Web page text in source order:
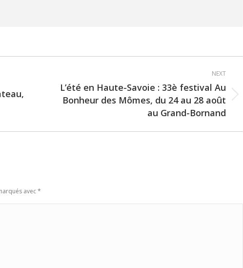
NEXT
Next
L’été en Haute-Savoie : 33è festival Au
Bonheur des Mômes, du 24 au 28 août
au Grand-Bornand
avec*